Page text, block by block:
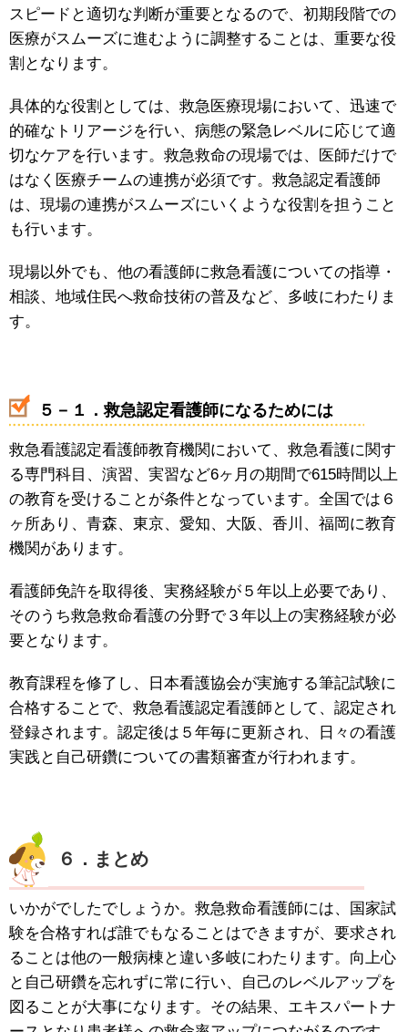
スピードと適切な判断が重要となるので、初期段階での
医療がスムーズに進むように調整することは、重要な役
割となります。
具体的な役割としては、救急医療現場において、迅速で
的確なトリアージを行い、病態の緊急レベルに応じて適
切なケアを行います。救急救命の現場では、医師だけで
はなく医療チームの連携が必須です。救急認定看護師
は、現場の連携がスムーズにいくような役割を担うこと
も行います。
現場以外でも、他の看護師に救急看護についての指導・
相談、地域住民へ救命技術の普及など、多岐にわたりま
す。
５－１．救急認定看護師になるためには
救急看護認定看護師教育機関において、救急看護に関す
る専門科目、演習、実習など6ヶ月の期間で615時間以上
の教育を受けることが条件となっています。全国では６
ヶ所あり、青森、東京、愛知、大阪、香川、福岡に教育
機関があります。
看護師免許を取得後、実務経験が５年以上必要であり、
そのうち救急救命看護の分野で３年以上の実務経験が必
要となります。
教育課程を修了し、日本看護協会が実施する筆記試験に
合格することで、救急看護認定看護師として、認定され
登録されます。認定後は５年毎に更新され、日々の看護
実践と自己研鑽についての書類審査が行われます。
６．まとめ
いかがでしたでしょうか。救急救命看護師には、国家試
験を合格すれば誰でもなることはできますが、要求され
ることは他の一般病棟と違い多岐にわたります。向上心
と自己研鑽を忘れずに常に行い、自己のレベルアップを
図ることが大事になります。その結果、エキスパートナ